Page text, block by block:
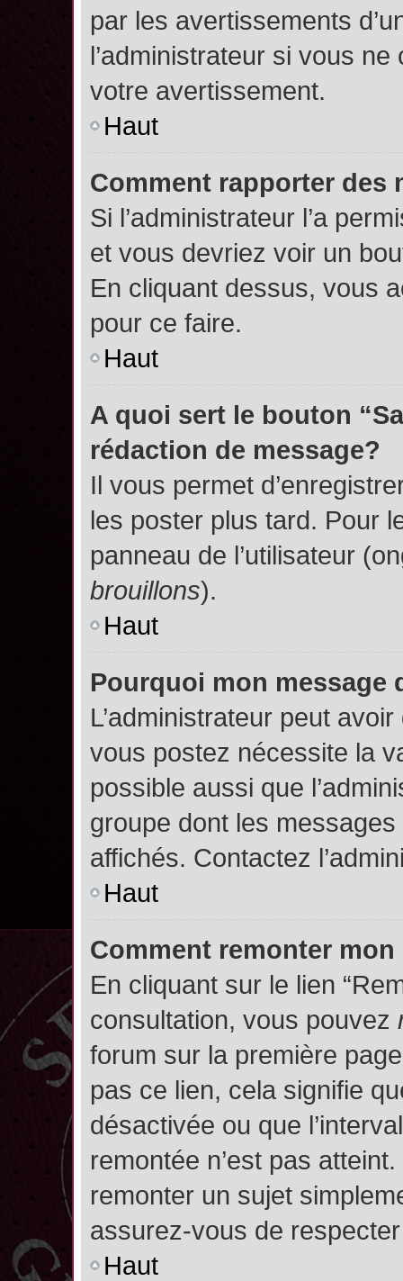
par les avertissements
l’administrateur si vous
votre avertissement.
Haut
Comment rapporter des
Si l’administrateur l’a
et vous devriez voir un
En cliquant dessus, vous
pour ce faire.
Haut
A quoi sert le bouton
rédaction de message?
Il vous permet
les poster plus tard. Pour
panneau de l’utilisateur
brouillons).
Haut
Pourquoi mon message
L’administrateur peut
vous postez nécessite la
possible aussi que
groupe dont les
affichés. Contactez
Haut
Comment remonter
En cliquant sur le lien
consultation, vous pouvez
forum sur la première
pas ce lien, cela signifie
désactivée ou que
remontée n’est pas
remonter un sujet
assurez-vous de
Haut